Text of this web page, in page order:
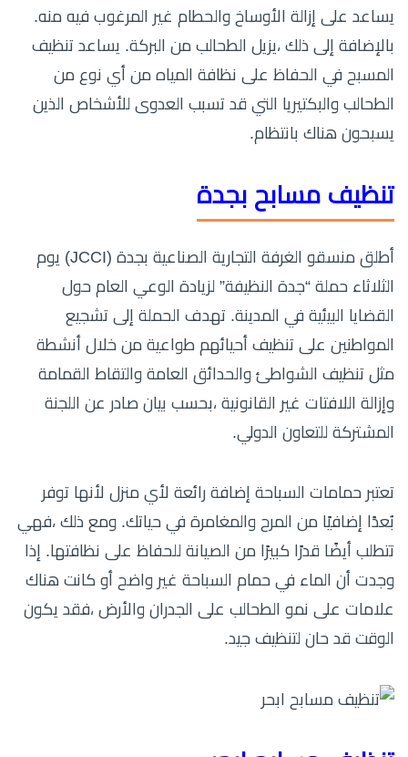
يساعد على إزالة الأوساخ والحطام غير المرغوب فيه منه.
بالإضافة إلى ذلك ،يزيل الطحالب من البركة. يساعد تنظيف
المسبح في الحفاظ على نظافة المياه من أي نوع من
الطحالب والبكتيريا التي قد تسبب العدوى للأشخاص الذين
يسبحون هناك بانتظام.
تنظيف مسابح بجدة
أطلق منسقو الغرفة التجارية الصناعية بجدة (JCCI) يوم
الثلاثاء حملة “جدة النظيفة” لزيادة الوعي العام حول
القضايا البيئية في المدينة. تهدف الحملة إلى تشجيع
المواطنين على تنظيف أحيائهم طواعية من خلال أنشطة
مثل تنظيف الشواطئ والحدائق العامة والتقاط القمامة
وإزالة اللافتات غير القانونية ،بحسب بيان صادر عن اللجنة
المشتركة للتعاون الدولي.
تعتبر حمامات السباحة إضافة رائعة لأي منزل لأنها توفر
بُعدًا إضافيًا من المرح والمغامرة في حياتك. ومع ذلك ،فهي
تتطلب أيضًا قدرًا كبيرًا من الصيانة للحفاظ على نظافتها. إذا
وجدت أن الماء في حمام السباحة غير واضح أو كانت هناك
علامات على نمو الطحالب على الجدران والأرض ،فقد يكون
الوقت قد حان لتنظيف جيد.